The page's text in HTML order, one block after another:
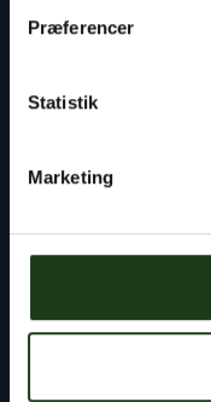
Præferencer
Statistik
Marketing
planlægning af
håndtering af
Du er altid
Katalog